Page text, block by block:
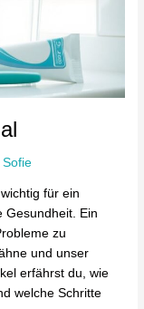
Sofie
für ein
Gesundheit. Ein
zu
und unser
erfährst du, wie
welche Schritte